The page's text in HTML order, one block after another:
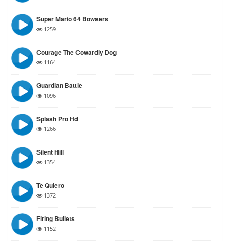
Super Mario 64 Bowsers
1259
Courage The Cowardly Dog
1164
Guardian Battle
1096
Splash Pro Hd
1266
Silent Hill
1354
Te Quiero
1372
Firing Bullets
1152